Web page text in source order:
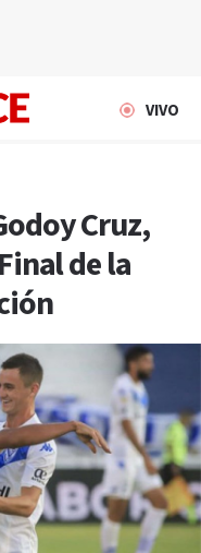
VIVO
Cruz,
de la